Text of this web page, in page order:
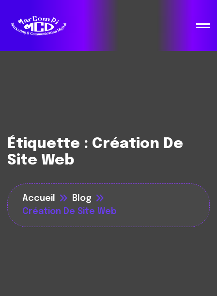
Étiquette : Création De
Site Web
Accueil
Blog
Création De Site Web